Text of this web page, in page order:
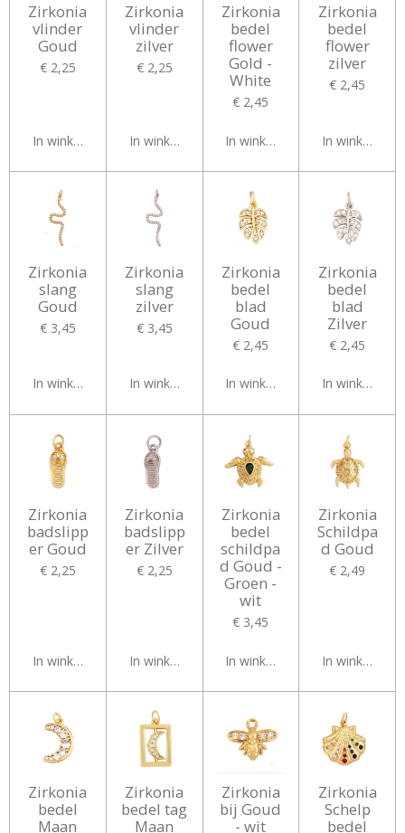
Zirkonia
vlinder
Goud
€ 2,25
In winkelwagen
Zirkonia
vlinder
zilver
€ 2,25
In winkelwagen
Zirkonia
bedel
flower
Gold -
White
€ 2,45
In winkelwagen
Zirkonia
bedel
flower
zilver
€ 2,45
In
Zirkonia
slang
Goud
€ 3,45
In winkelwagen
Zirkonia
slang
zilver
€ 3,45
In winkelwagen
Zirkonia
bedel
blad
Goud
€ 2,45
In winkelwagen
Zirkonia
bedel
blad
Zilver
€ 2,45
In
Zirkonia
badslipp
er Goud
€ 2,25
In winkelwagen
Zirkonia
badslipp
er Zilver
€ 2,25
In winkelwagen
Zirkonia
bedel
schildpa
d Goud -
Groen -
wit
€ 3,45
In winkelwagen
Zirkonia
Schildpa
d Goud
€ 2,49
In
Zirkonia
bedel
Maan
Zirkonia
bedel tag
Maan
Zirkonia
bij Goud
- wit
Zirkonia
Schelp
bedel